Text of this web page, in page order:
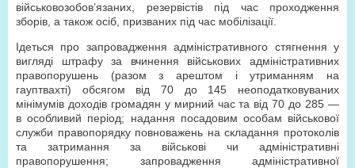
військовозобов’язаних, резервістів під час проходження
зборів, а також осіб, призваних під час мобілізації.
Ідеться про запровадження адміністративного стягнення у
вигляді штрафу за вчинення військових адміністративних
правопорушень (разом з арештом і утриманням на
гауптвахті) обсягом від 70 до 145 неоподатковуваних
мінімумів доходів громадян у мирний час та від 70 до 285 —
в особливий період; надання посадовим особам військової
служби правопорядку повноважень на складання протоколів
та затримання за військові чи адміністративні
правопорушення; запровадження адміністративної